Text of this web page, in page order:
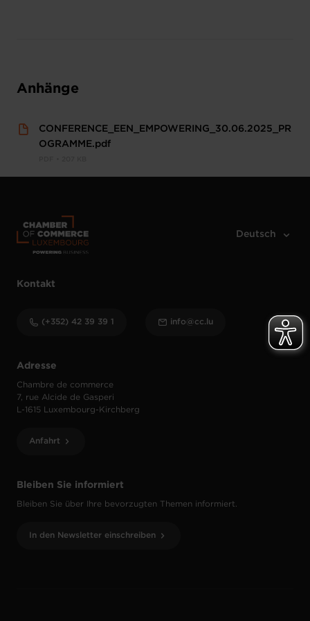
Anhänge
CONFERENCE_EEN_EMPOWERING_30.06.2025_PR
OGRAMME.pdf
Bleiben Sie informiert
Bleiben Sie über Ihre bevorzugten Themen informiert.
In den Newsletter einschreiben
Adresse
Chambre de commerce
7, rue Alcide de Gasperi
L-1615 Luxembourg-Kirchberg
Anfahrt
Kontakt
(+352) 42 39 39 1 info@cc.lu